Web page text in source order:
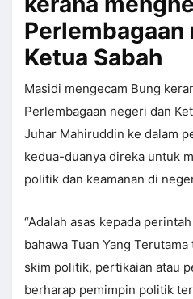
Perlembagaan
Ketua Sabah
Masidi mengecam Bung
Perlembagaan negeri dan
Juhar Mahiruddin ke dalam
kedua-duanya direka untuk
politik dan keamanan di
“Adalah asas kepada
bahawa Tuan Yang
skim politik, pertikaian atau
berharap pemimpin politik